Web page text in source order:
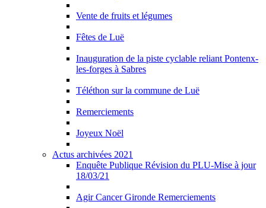
Vente de fruits et légumes
Fêtes de Luë
Inauguration de la piste cyclable reliant Pontenx-
les-forges à Sabres
Téléthon sur la commune de Luë
Remerciements
Joyeux Noël
Actus archivées 2021
Enquête Publique Révision du PLU-Mise à jour
18/03/21
Agir Cancer Gironde Remerciements